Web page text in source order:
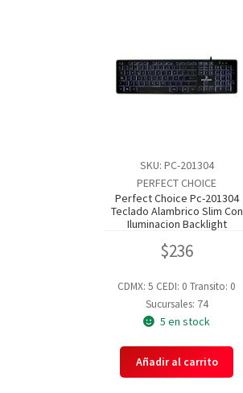
SKU: PC-201304
PERFECT CHOICE
Perfect Choice Pc-201304
Teclado Alambrico Slim Con
Iluminacion Backlight
$236
CDMX: 5 CEDI: 0Transito: 0
Sucursales: 74
5 en stock
Añadir al carrito